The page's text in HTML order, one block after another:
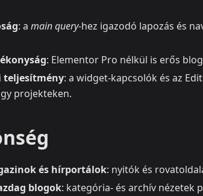
: a main query-hez igazodó lapozás és
: Elementor Pro nélkül is erős
teljesítmény: a widget‑kapcsolók és az
projekteken.
és hírportálok: nyitók és
blogok: kategória‑ és archív nézetek